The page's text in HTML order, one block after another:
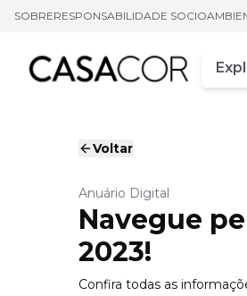
SOBRERESPONSABILIDADE
Voltar
Anuário Digital
Navegue
2023!
Confira todas as